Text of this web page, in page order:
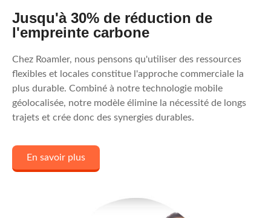
Jusqu'à 30% de réduction de
l'empreinte carbone
Chez Roamler, nous pensons qu'utiliser des ressources
flexibles et locales constitue l'approche commerciale la
plus durable. Combiné à notre technologie mobile
géolocalisée, notre modèle élimine la nécessité de longs
trajets et crée donc des synergies durables.
En savoir plus